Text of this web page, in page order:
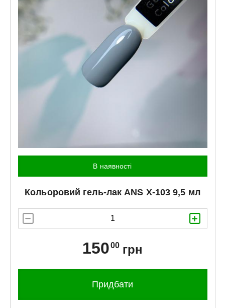
В наявності
Кольоровий гель-лакANS X-103 9,5 мл
15000 грн
Придбати